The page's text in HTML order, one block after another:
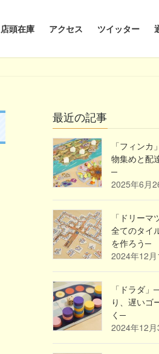
店頭在庫 アクセス ツイッター
最近の記事
「フィン
物集めと配
─
2025年6月
「ドリー
全てのタイ
を作ろう─
2024年12月
「ドラダ
り、遅いゴ
く─
2024年12月